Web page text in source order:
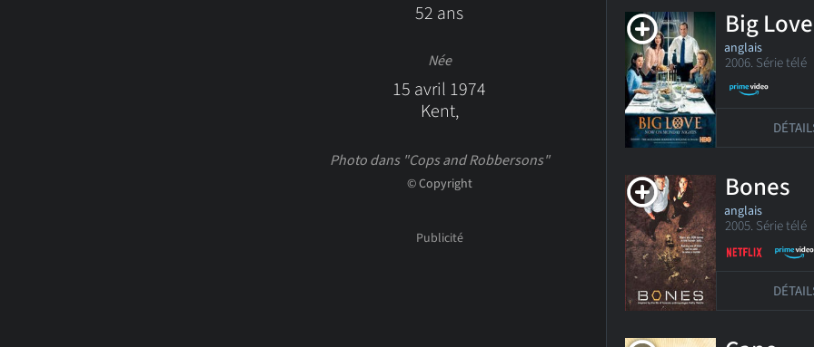
52 ans
Née
15 avril 1974
Kent,
Photo dans "Cops and Robbersons"
© Copyright
Big Love
anglais
2006. Série télé
Bones
anglais
2005. Série télé